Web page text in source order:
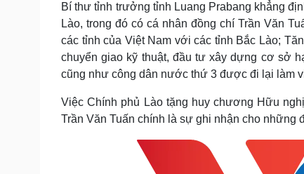
Bí thư tỉnh trưởng tỉnh Luang Prabang khẳng
Lào, trong đó có cá nhân đồng chí Trần Văn
các tỉnh của Việt Nam với các tỉnh Bắc Lào;
chuyển giao kỹ thuật, đầu tư xây dựng cơ sở
cũng như công dân nước thứ 3 được đi lại làm
Việc Chính phủ Lào tặng huy chương Hữu
Trần Văn Tuấn chính là sự ghi nhận cho những